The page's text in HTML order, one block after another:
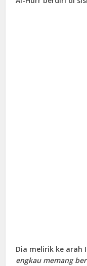
Dia melirik ke arah
engkau memang